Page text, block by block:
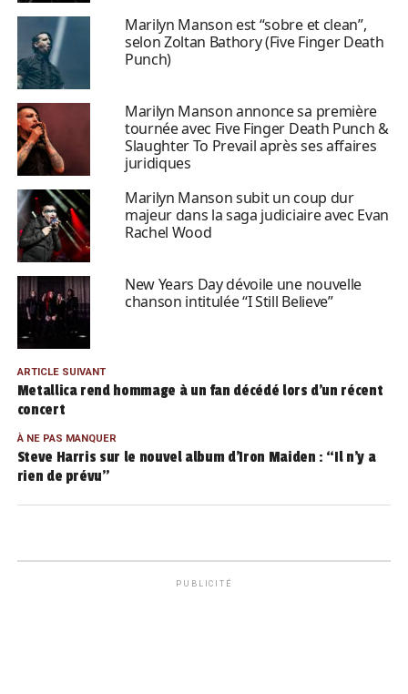
Marilyn Manson est “sobre et clean”,
selon Zoltan Bathory (Five Finger Death
Punch)
Marilyn Manson annonce sa première
tournée avec Five Finger Death Punch &
Slaughter To Prevail après ses affaires
juridiques
Marilyn Manson subit un coup dur
majeur dans la saga judiciaire avec Evan
Rachel Wood
New Years Day dévoile une nouvelle
chanson intitulée “I Still Believe”
ARTICLE SUIVANT
Metallica rend hommage à un fan décédé lors d’un récent
concert
À NE PAS MANQUER
Steve Harris sur le nouvel album d’Iron Maiden : “Il n’y a
rien de prévu”
PUBLICITÉ